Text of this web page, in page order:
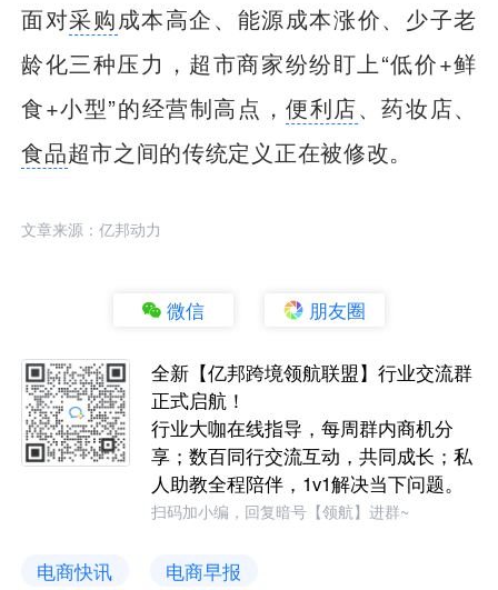
面对采购成本高企、能源成本涨价、少子老
龄化三种压力，超市商家纷纷盯上“低价+鲜
食+小型”的经营制高点，便利店、药妆店、
食品超市之间的传统定义正在被修改。
文章来源：亿邦动力
微信 朋友圈
全新【亿邦跨境领航联盟】行业交流群
正式启航！
行业大咖在线指导，每周群内商机分
享；数百同行交流互动，共同成长；私
人助教全程陪伴，1v1解决当下问题。
扫码加小编，回复暗号【领航】进群~
电商快讯 电商早报